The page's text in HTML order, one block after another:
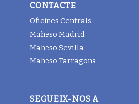
CONTACTE
Oficines Centrals
Maheso Madrid
Maheso Sevilla
Maheso Tarragona
SEGUEIX-NOS A